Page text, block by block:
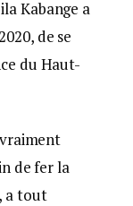
Kabange a
de se
du Haut-
de fer la
a tout